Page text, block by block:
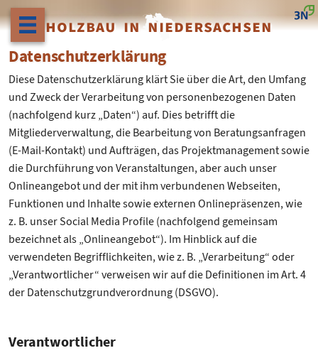
HOLZBAU IN NIEDERSACHSEN
Datenschutzerklärung
Diese Datenschutzerklärung klärt Sie über die Art, den Umfang
und Zweck der Verarbeitung von personenbezogenen Daten
(nachfolgend kurz „Daten“) auf. Dies betrifft die
Mitgliederverwaltung, die Bearbeitung von Beratungsanfragen
(E-Mail-Kontakt) und Aufträgen, das Projektmanagement sowie
die Durchführung von Veranstaltungen, aber auch unser
Onlineangebot und der mit ihm verbundenen Webseiten,
Funktionen und Inhalte sowie externen Onlinepräsenzen, wie
z. B. unser Social Media Profile (nachfolgend gemeinsam
bezeichnet als „Onlineangebot“). Im Hinblick auf die
verwendeten Begrifflichkeiten, wie z. B. „Verarbeitung“ oder
„Verantwortlicher“ verweisen wir auf die Definitionen im Art. 4
der Datenschutzgrundverordnung (DSGVO).
Verantwortlicher